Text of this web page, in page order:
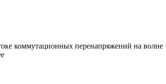
коммутационных перенапряжений на волне